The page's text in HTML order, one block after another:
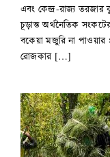
এবং কেন্দ্র-রাজ্য তরজার
চূড়ান্ত অর্থনৈতিক
বকেয়া মজুরি না পাওয়ার
রোজকার […]